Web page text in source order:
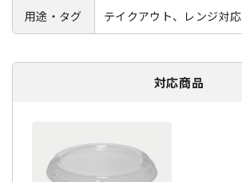
用途・タグ テイクアウト、レンジ対応
対応商品